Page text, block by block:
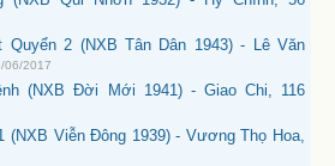
Quyển 2 (NXB Tân Dân 1943) - Lê Văn
06/2017
(NXB Đời Mới 1941) - Giao Chi, 116
(NXB Viễn Đông 1939) - Vương Thọ Hoa,